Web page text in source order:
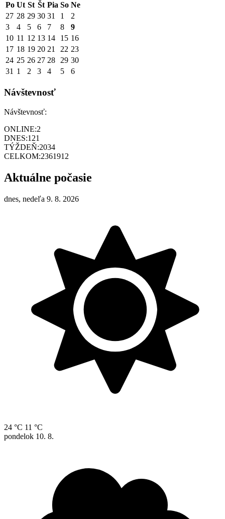
Po Ut St Št Pia So Ne
27 28 29 30 31 1
2
3
4 5 6 7 8
9
10 11 12 13 14 15 16
17 18 19 20 21 22 23
24 25 26 27 28 29 30
31 1 2 3 4 5 6
Návštevnosť
Návštevnosť:
ONLINE:2
DNES:121
TÝŽDEŇ:2034
CELKOM:2361912
Aktuálne počasie
dnes, nedeľa 9. 8. 2026
24 °C 11 °C
pondelok 10. 8.